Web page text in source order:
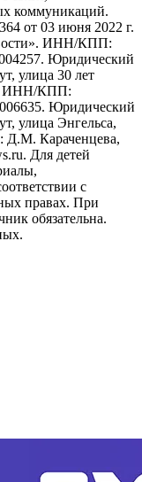
коммуникаций.
от 03 июня 2022 г.
ИНН/КПП:
Юридический
улица 30 лет
ИНН/КПП:
Юридический
улица Энгельса,
Д.М. Караченцева,
Для детей
с
правах. При
обязательна.